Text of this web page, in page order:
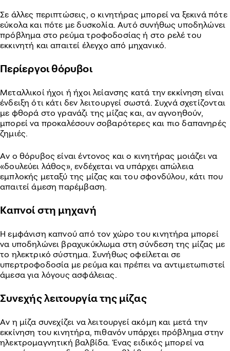
Σε άλλες περιπτώσεις, ο κινητήρας μπορεί να ξεκινά πότε
εύκολα και πότε με δυσκολία. Αυτό συνήθως υποδηλώνει
πρόβλημα στο ρεύμα τροφοδοσίας ή στο ρελέ του
εκκινητή και απαιτεί έλεγχο από μηχανικό.
Περίεργοι θόρυβοι
Μεταλλικοί ήχοι ή ήχοι λείανσης κατά την εκκίνηση είναι
ένδειξη ότι κάτι δεν λειτουργεί σωστά. Συχνά σχετίζονται
με φθορά στο γρανάζι της μίζας και, αν αγνοηθούν,
μπορεί να προκαλέσουν σοβαρότερες και πιο δαπανηρές
ζημιές.
Αν ο θόρυβος είναι έντονος και ο κινητήρας μοιάζει να
«δουλεύει λάθος», ενδέχεται να υπάρχει απώλεια
εμπλοκής μεταξύ της μίζας και του σφονδύλου, κάτι που
απαιτεί άμεση παρέμβαση.
Καπνοί στη μηχανή
Η εμφάνιση καπνού από τον χώρο του κινητήρα μπορεί
να υποδηλώνει βραχυκύκλωμα στη σύνδεση της μίζας με
το ηλεκτρικό σύστημα. Συνήθως οφείλεται σε
υπερτροφοδοσία με ρεύμα και πρέπει να αντιμετωπιστεί
άμεσα για λόγους ασφάλειας.
Συνεχής λειτουργία της μίζας
Αν η μίζα συνεχίζει να λειτουργεί ακόμη και μετά την
εκκίνηση του κινητήρα, πιθανόν υπάρχει πρόβλημα στην
ηλεκτρομαγνητική βαλβίδα. Ένας ειδικός μπορεί να